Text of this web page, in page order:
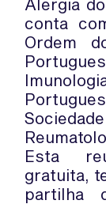
Alergia
conta
Ordem
Esta
gratuita,
partilha